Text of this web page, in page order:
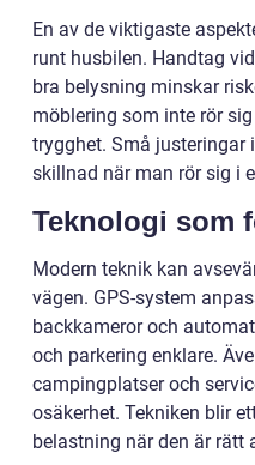
En av de viktigaste
runt husbilen. Handtag
bra belysning minskar
möblering som inte rör
trygghet. Små justeringar
skillnad när man rör sig i
Teknologi som
Modern teknik kan
vägen. GPS-system
backkameror och
och parkering enklare.
campingplatser och
osäkerhet. Tekniken blir
belastning när den är rätt